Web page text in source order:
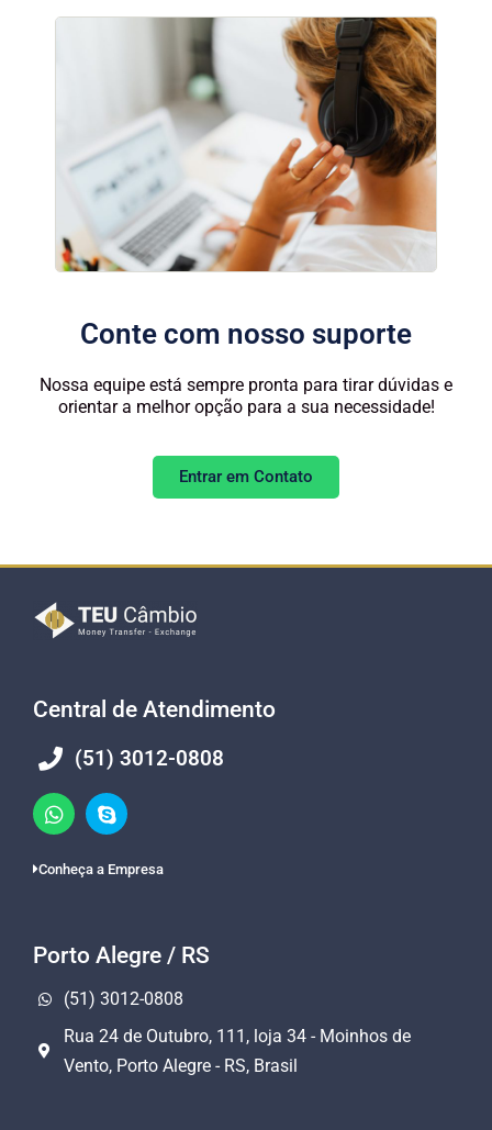
Conte com nosso suporte
Nossa equipe está sempre pronta para tirar dúvidas e
orientar a melhor opção para a sua necessidade!
Entrar em Contato
Central de Atendimento
(51) 3012-0808
Conheça a Empresa
Porto Alegre / RS
(51) 3012-0808
Rua 24 de Outubro, 111, loja 34 - Moinhos de
Vento, Porto Alegre - RS, Brasil